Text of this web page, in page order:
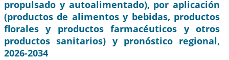
propulsado y autoalimentado), por aplicación
(productos de alimentos y bebidas, productos
florales y productos farmacéuticos y otros
productos sanitarios) y pronóstico regional,
2026-2034